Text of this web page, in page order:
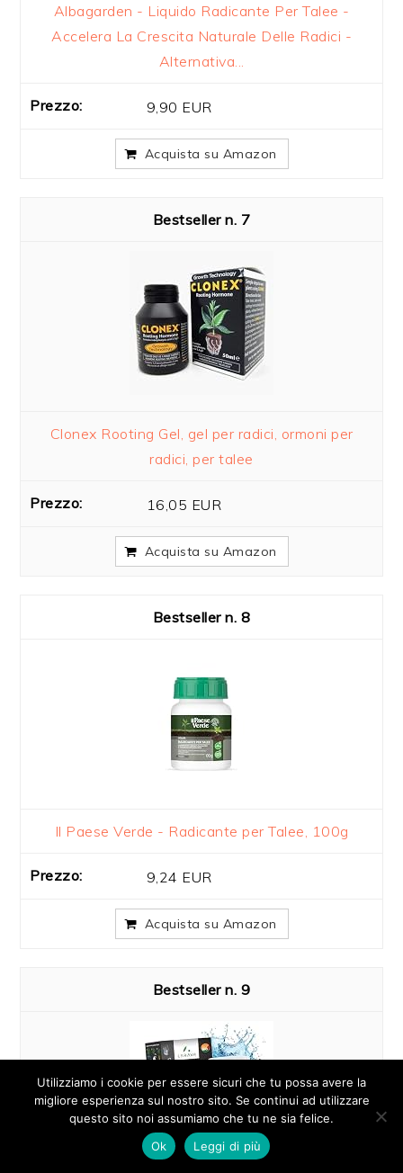
Albagarden - Liquido Radicante Per Talee -
Accelera La Crescita Naturale Delle Radici -
Alternativa...
9,90 EUR
Acquista su Amazon
7
Clonex Rooting Gel, gel per radici, ormoni per
radici, per talee
16,05 EUR
Acquista su Amazon
8
Il Paese Verde - Radicante per Talee, 100g
9,24 EUR
Acquista su Amazon
9
Utilizziamo i cookie per essere sicuri che tu possa avere la
migliore esperienza sul nostro sito. Se continui ad utilizzare
questo sito noi assumiamo che tu ne sia felice.
Ok
Leggi di più